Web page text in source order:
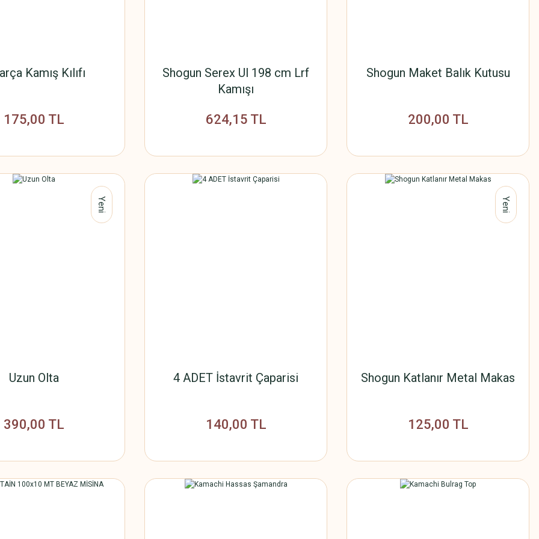
Kamış Kılıfı
175,00 TL
Shogun Serex Ul 198 cm Lrf
Kamışı
624,15 TL
Shogun Maket Balık Kutusu
200,00 TL
Yeni
Uzun Olta
390,00 TL
4 ADET İstavrit Çaparisi
140,00 TL
Yeni
Shogun Katlanır Metal Makas
125,00 TL